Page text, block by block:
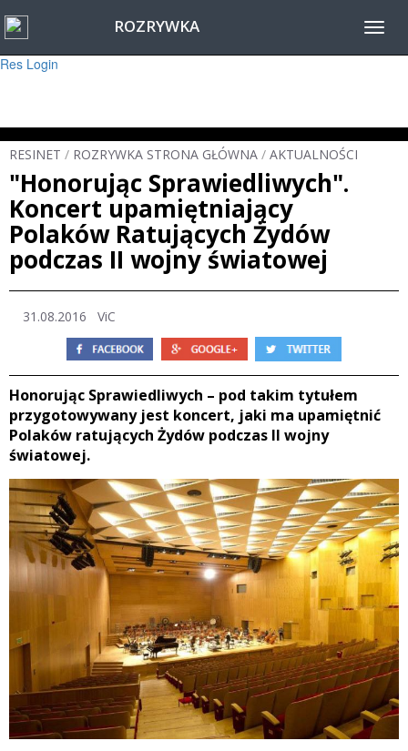
Warning
: session_start(): Failed to read session data: user (path: ) in
Res Login
ROZRYWKA
RESINET / ROZRYWKA STRONA GŁÓWNA / AKTUALNOŚCI
"Honorując Sprawiedliwych".
Koncert upamiętniający
Polaków Ratujących Żydów
podczas II wojny światowej
31.08.2016 ViC
Honorując Sprawiedliwych – pod takim tytułem
przygotowywany jest koncert, jaki ma upamiętnić
Polaków ratujących Żydów podczas II wojny
światowej.